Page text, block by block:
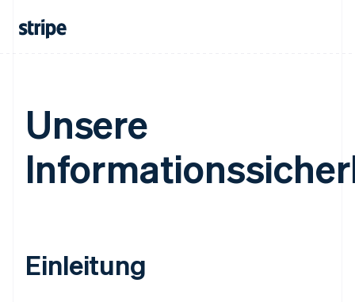
Unsere
Einleitung